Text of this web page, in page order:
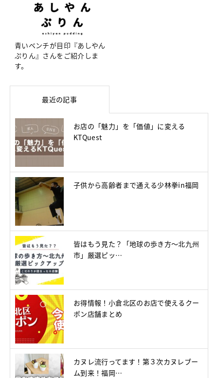
青いベンチが目印『あしやん
ぷりん』さんをご紹介しま
す。
最近の記事
お店の「魅力」を「価値」に変える
KTQuest
子供から高齢者まで通える少林拳in福岡
皆はもう見た？「地球の歩き方～北九州
市」厳選ピッ…
お得情報！小倉北区のお店で使えるクー
ポン店舗まとめ
カヌレ流行ってます！第３次カヌレブー
ム到来！福岡…